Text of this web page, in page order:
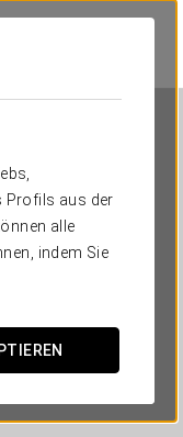
Profils aus der
alle
indem Sie